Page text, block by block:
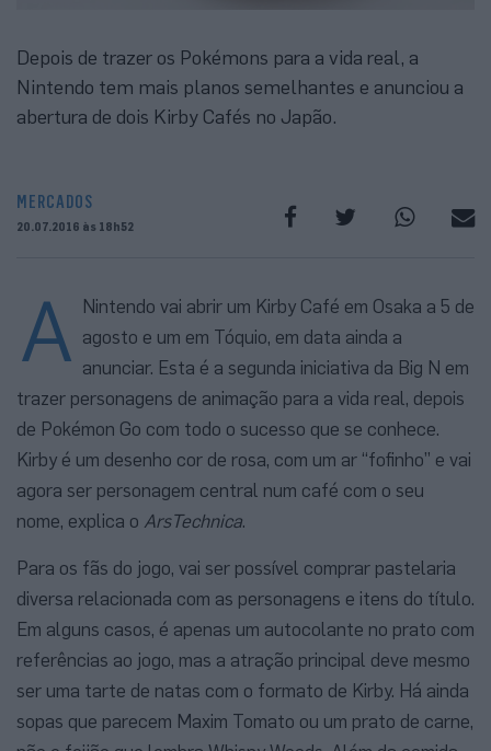
Depois de trazer os Pokémons para a vida real, a
Nintendo tem mais planos semelhantes e anunciou a
abertura de dois Kirby Cafés no Japão.
MERCADOS
20.07.2016 às 18h52
A Nintendo vai abrir um Kirby Café em Osaka a 5 de
agosto e um em Tóquio, em data ainda a
anunciar. Esta é a segunda iniciativa da Big N em
trazer personagens de animação para a vida real, depois
de Pokémon Go com todo o sucesso que se conhece.
Kirby é um desenho cor de rosa, com um ar “fofinho” e vai
agora ser personagem central num café com o seu
nome, explica o ArsTechnica.
Para os fãs do jogo, vai ser possível comprar pastelaria
diversa relacionada com as personagens e itens do título.
Em alguns casos, é apenas um autocolante no prato com
referências ao jogo, mas a atração principal deve mesmo
ser uma tarte de natas com o formato de Kirby. Há ainda
sopas que parecem Maxim Tomato ou um prato de carne,